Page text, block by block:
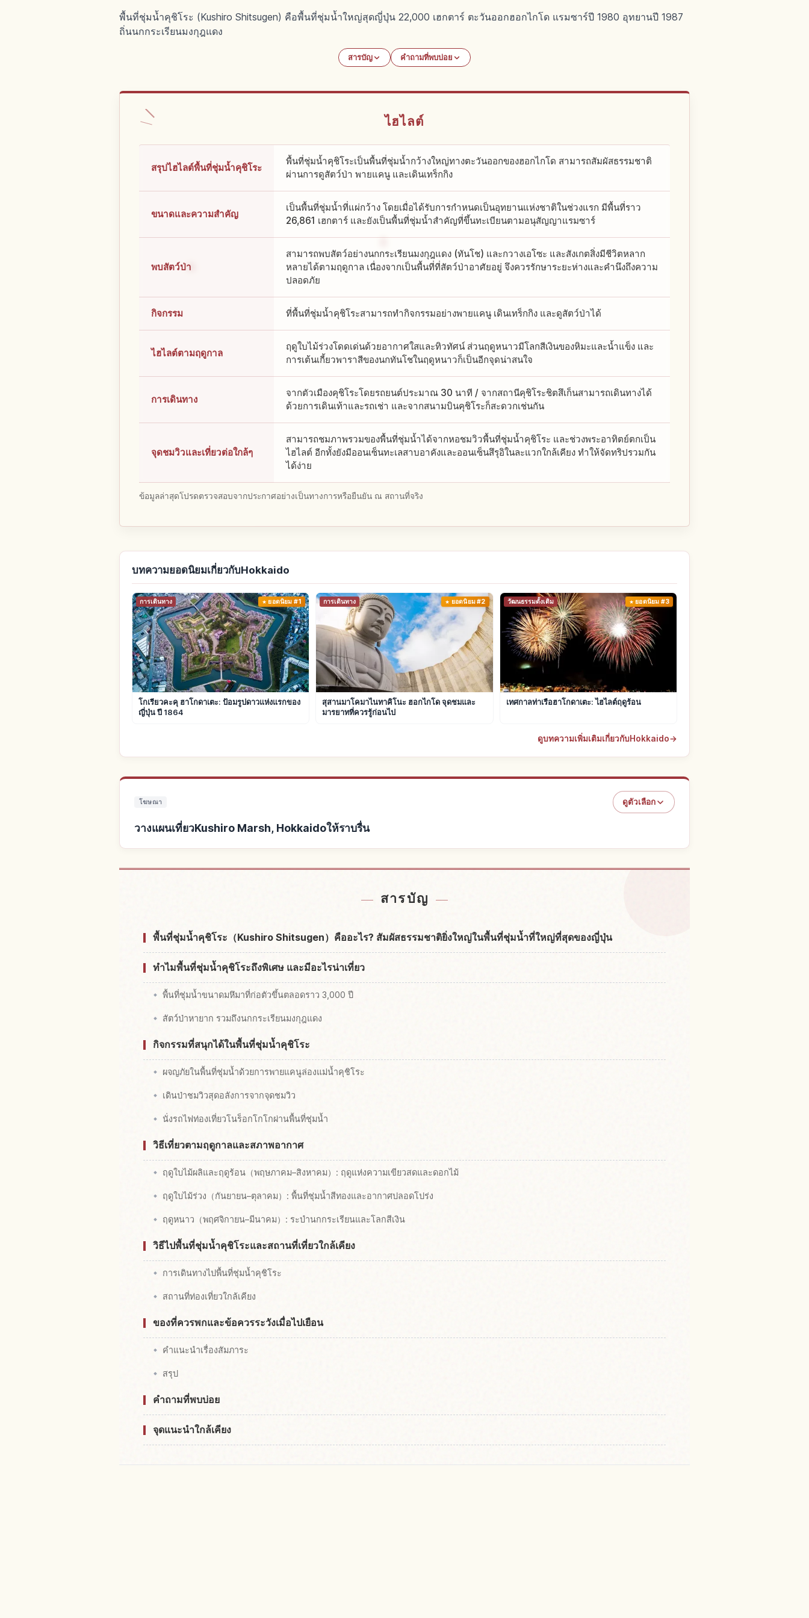
พื้นที่ชุ่มน้ำคุชิโระ (Kushiro Shitsugen) คือพื้นที่ชุ่มน้ำใหญ่สุดญี่ปุ่น 22,000 เฮกตาร์ ตะวันออกฮอกไกโด แรมซาร์ปี 1980 อุทยานปี 1987
ถิ่นนกกระเรียนมงกุฎแดง
สารบัญ คำถามที่พบบ่อย
ไฮไลต์
สรุปไฮไลต์พื้นที่ชุ่มน้ำคุชิโระ
พื้นที่ชุ่มน้ำคุชิโระเป็นพื้นที่ชุ่มน้ำกว้างใหญ่ทางตะวันออกของฮอกไกโด สามารถสัมผัสธรรมชาติ
ผ่านการดูสัตว์ป่า พายแคนู และเดินเทร็กกิง
ขนาดและความสำคัญ
เป็นพื้นที่ชุ่มน้ำที่แผ่กว้าง โดยเมื่อได้รับการกำหนดเป็นอุทยานแห่งชาติในช่วงแรก มีพื้นที่ราว
26,861 เฮกตาร์ และยังเป็นพื้นที่ชุ่มน้ำสำคัญที่ขึ้นทะเบียนตามอนุสัญญาแรมซาร์
พบสัตว์ป่า
สามารถพบสัตว์อย่างนกกระเรียนมงกุฎแดง (ทันโช) และกวางเอโซะ และสังเกตสิ่งมีชีวิตหลาก
หลายได้ตามฤดูกาล เนื่องจากเป็นพื้นที่ที่สัตว์ป่าอาศัยอยู่ จึงควรรักษาระยะห่างและคำนึงถึงความ
ปลอดภัย
กิจกรรม ที่พื้นที่ชุ่มน้ำคุชิโระสามารถทำกิจกรรมอย่างพายแคนู เดินเทร็กกิง และดูสัตว์ป่าได้
ไฮไลต์ตามฤดูกาล
ฤดูใบไม้ร่วงโดดเด่นด้วยอากาศใสและทิวทัศน์ ส่วนฤดูหนาวมีโลกสีเงินของหิมะและน้ำแข็ง และ
การเต้นเกี้ยวพาราสีของนกทันโชในฤดูหนาวก็เป็นอีกจุดน่าสนใจ
การเดินทาง
จากตัวเมืองคุชิโระโดยรถยนต์ประมาณ 30 นาที / จากสถานีคุชิโระชิตสึเก็นสามารถเดินทางได้
ด้วยการเดินเท้าและรถเช่า และจากสนามบินคุชิโระก็สะดวกเช่นกัน
จุดชมวิวและเที่ยวต่อใกล้ๆ
สามารถชมภาพรวมของพื้นที่ชุ่มน้ำได้จากหอชมวิวพื้นที่ชุ่มน้ำคุชิโระ และช่วงพระอาทิตย์ตกเป็น
ไฮไลต์ อีกทั้งยังมีออนเซ็นทะเลสาบอาคังและออนเซ็นสึรุอิในละแวกใกล้เคียง ทำให้จัดทริปรวมกัน
ได้ง่าย
ข้อมูลล่าสุดโปรดตรวจสอบจากประกาศอย่างเป็นทางการหรือยืนยัน ณ สถานที่จริง
บทความยอดนิยมเกี่ยวกับHokkaido
การเดินทาง ยอดนิยม #1
โกเรียวคะคุ ฮาโกดาเตะ: ป้อมรูปดาวแห่งแรกของ
ญี่ปุ่น ปี 1864
การเดินทาง ยอดนิยม #2
สุสานมาโคมาไนทาคิโนะ ฮอกไกโด จุดชมและ
มารยาทที่ควรรู้ก่อนไป
วัฒนธรรมดั้งเดิม ยอดนิยม #3
เทศกาลท่าเรือฮาโกดาเตะ: ไฮไลต์ฤดูร้อน
ดูบทความเพิ่มเติมเกี่ยวกับHokkaido→
โฆษณา ดูตัวเลือก
วางแผนเที่ยวKushiro Marsh, Hokkaidoให้ราบรื่น
สารบัญ
พื้นที่ชุ่มน้ำคุชิโระ（Kushiro Shitsugen）คืออะไร? สัมผัสธรรมชาติยิ่งใหญ่ในพื้นที่ชุ่มน้ำที่ใหญ่ที่สุดของญี่ปุ่น
ทำไมพื้นที่ชุ่มน้ำคุชิโระถึงพิเศษ และมีอะไรน่าเที่ยว
พื้นที่ชุ่มน้ำขนาดมหึมาที่ก่อตัวขึ้นตลอดราว 3,000 ปี
สัตว์ป่าหายาก รวมถึงนกกระเรียนมงกุฎแดง
กิจกรรมที่สนุกได้ในพื้นที่ชุ่มน้ำคุชิโระ
ผจญภัยในพื้นที่ชุ่มน้ำด้วยการพายแคนูล่องแม่น้ำคุชิโระ
เดินป่าชมวิวสุดอลังการจากจุดชมวิว
นั่งรถไฟท่องเที่ยวโนร็อกโกโกผ่านพื้นที่ชุ่มน้ำ
วิธีเที่ยวตามฤดูกาลและสภาพอากาศ
ฤดูใบไม้ผลิและฤดูร้อน（พฤษภาคม–สิงหาคม）: ฤดูแห่งความเขียวสดและดอกไม้
ฤดูใบไม้ร่วง（กันยายน–ตุลาคม）: พื้นที่ชุ่มน้ำสีทองและอากาศปลอดโปร่ง
ฤดูหนาว（พฤศจิกายน–มีนาคม）: ระบำนกกระเรียนและโลกสีเงิน
วิธีไปพื้นที่ชุ่มน้ำคุชิโระและสถานที่เที่ยวใกล้เคียง
การเดินทางไปพื้นที่ชุ่มน้ำคุชิโระ
สถานที่ท่องเที่ยวใกล้เคียง
ของที่ควรพกและข้อควรระวังเมื่อไปเยือน
คำแนะนำเรื่องสัมภาระ
สรุป
คำถามที่พบบ่อย
จุดแนะนำใกล้เคียง